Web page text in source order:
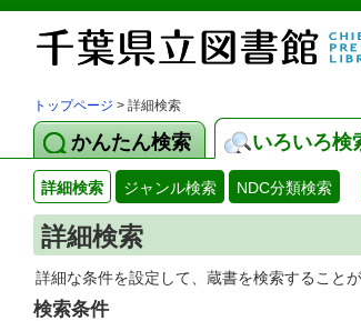
トップページ > 詳細検索
かんたん検索 いろいろ検
詳細検索 ジャンル検索 NDC分類検索
詳細検索
詳細な条件を設定して、蔵書を検索することが
検索条件